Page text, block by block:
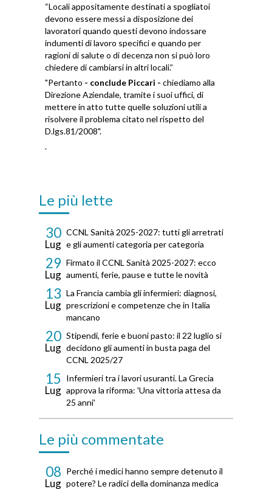
“Locali appositamente destinati a spogliatoi
devono essere messi a disposizione dei
lavoratori quando questi devono indossare
indumenti di lavoro specifici e quando per
ragioni di salute o di decenza non si può loro
chiedere di cambiarsi in altri locali.”
"Pertanto - conclude Piccari - chiediamo alla
Direzione Aziendale, tramite i suoi uffici, di
mettere in atto tutte quelle soluzioni utili a
risolvere il problema citato nel rispetto del
D.lgs.81/2008".
.
Le più lette
30
Lug
CCNL Sanità 2025-2027: tutti gli arretrati
e gli aumenti categoria per categoria
29
Lug
Firmato il CCNL Sanità 2025-2027: ecco
aumenti, ferie, pause e tutte le novità
13
Lug
La Francia cambia gli infermieri: diagnosi,
prescrizioni e competenze che in Italia
mancano
20
Lug
Stipendi, ferie e buoni pasto: il 22 luglio si
decidono gli aumenti in busta paga del
CCNL 2025/27
15
Lug
Infermieri tra i lavori usuranti. La Grecia
approva la riforma: 'Una vittoria attesa da
25 anni'
Le più commentate
08
Lug
Perché i medici hanno sempre detenuto il
potere? Le radici della dominanza medica